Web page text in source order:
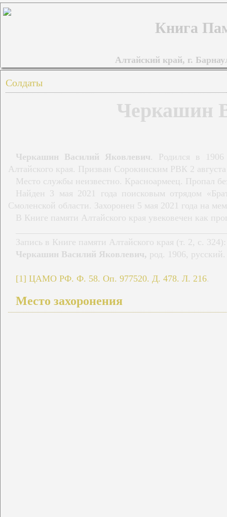
Книга
Алтайский край, г.
Солдаты
Черкашин
Черкашин Василий Яковлевич. Родился в 1906
Алтайского края. Призван Сорокинским РВК 2 августа
Место службы неизвестно. Красноармеец. Пропал
Найден 3 мая 2021 года поисковым отрядом
Смоленской области. Захоронен 5 мая 2021 года на
В Книге памяти Алтайского края увековечен как
Запись в Книге памяти Алтайского края (т. 2, с. 324):
Черкашин Василий Яковлевич, род. 1906,
[1] ЦАМО РФ. Ф. 58. Оп. 977520. Д. 478. Л. 216.
Место захоронения